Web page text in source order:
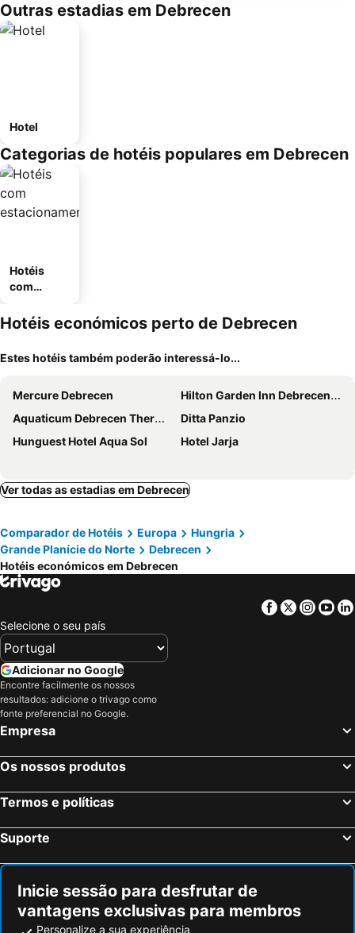
Outras estadias em Debrecen
Hotel
Categorias de hotéis populares em Debrecen
Hotéis
com
mento
Hotéis económicos perto de Debrecen
Estes hotéis também poderão interessá-lo...
Mercure Debrecen
Hilton Garden Inn Debrecen City Center
Aquaticum Debrecen Thermal and Wellness Hotel
Ditta Panzio
Hunguest Hotel Aqua Sol
Hotel Jarja
Ver todas as estadias em Debrecen
Comparador de Hotéis Europa
Hungria
Grande Planície do Norte
Debrecen
Hotéis económicos em Debrecen
Facebook
Twitter
Selecione o seu país
Adicionar no Google
Encontre facilmente os nossos
resultados: adicione o trivago como
fonte preferencial no Google.
Empresa
Os nossos produtos
Termos e políticas
Suporte
Inicie sessão para desfrutar de
vantagens exclusivas para membros
Personalize a sua experiência